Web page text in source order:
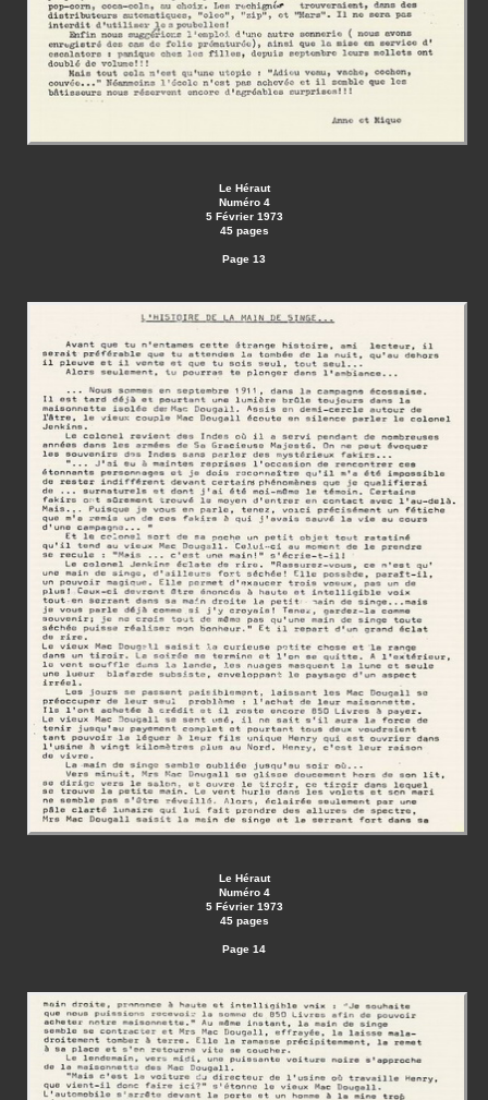
Le Héraut
Numéro 4
5 Février 1973
45 pages
Page 13
Le Héraut
Numéro 4
5 Février 1973
45 pages
Page 14